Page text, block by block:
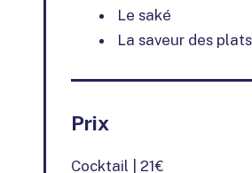
Le saké
La saveur des plats
Prix
Cocktail | 21€